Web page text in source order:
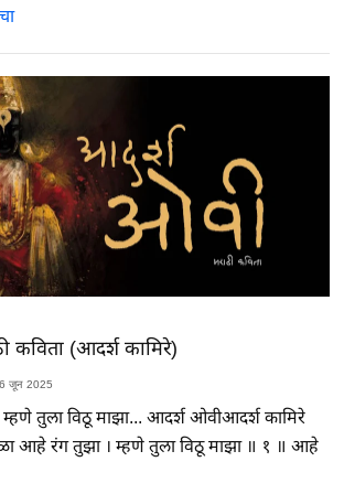
कविता (आदर्श कामिरे)
जून 2025
तुला विठू माझा... आदर्श ओवीआदर्श कामिरे
आहे रंग तुझा । म्हणे तुला विठू माझा ॥ १ ॥ आहे